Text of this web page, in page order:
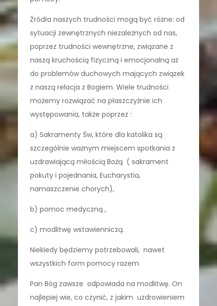
Źródła naszych trudności mogą być różne: od
sytuacji zewnętrznych niezależnych od nas,
poprzez trudności wewnętrzne, związane z
naszą kruchością fizyczną i emocjonalną aż
do problemów duchowych mających związek
z naszą relacja z Bogiem. Wiele trudności
możemy rozwiązać na płaszczyźnie ich
występowania, także poprzez :
a) Sakramenty Św, które dla katolika są
szczególnie ważnym miejscem spotkania z
uzdrawiającą miłością Bożą ( sakrament
pokuty i pojednania, Eucharystia,
namaszczenie chorych),
b) pomoc medyczną ,
c) modlitwę wstawienniczą.
Niekiedy będziemy potrzebowali, nawet
wszystkich form pomocy razem
Pan Bóg zawsze odpowiada na modlitwę. On
najlepiej wie, co czynić, z jakim uzdrowieniem